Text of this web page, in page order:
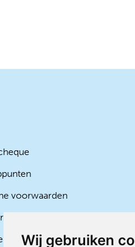
Wij gebruiken
voorwaarden
autocarchauffeur